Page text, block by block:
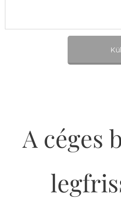
A céges